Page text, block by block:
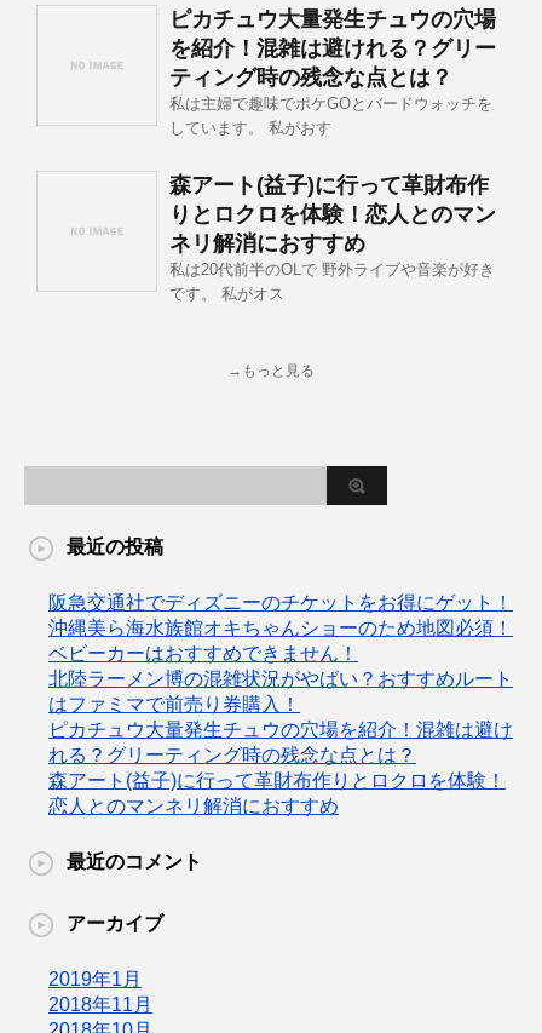
ピカチュウ大量発生チュウの穴場
を紹介！混雑は避けれる？グリー
ティング時の残念な点とは？
私は主婦で趣味でポケGOとバードウォッチを
しています。 私がおす
森アート(益子)に行って革財布作
りとロクロを体験！恋人とのマン
ネリ解消におすすめ
私は20代前半のOLで 野外ライブや音楽が好き
です。 私がオス
→もっと見る
最近の投稿
阪急交通社でディズニーのチケットをお得にゲット！
沖縄美ら海水族館オキちゃんショーのため地図必須！
ベビーカーはおすすめできません！
北陸ラーメン博の混雑状況がやばい？おすすめルート
はファミマで前売り券購入！
ピカチュウ大量発生チュウの穴場を紹介！混雑は避け
れる？グリーティング時の残念な点とは？
森アート(益子)に行って革財布作りとロクロを体験！
恋人とのマンネリ解消におすすめ
最近のコメント
アーカイブ
2019年1月
2018年11月